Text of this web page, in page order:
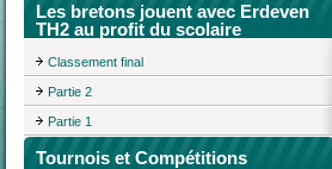
Les bretons jouent avec Erdeven
TH2 au profit du scolaire
Classement final
Partie 2
Partie 1
Tournois et Compétitions